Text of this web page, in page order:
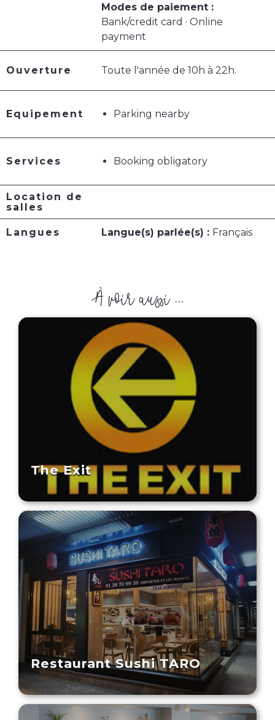
Modes de paiement :
Bank/credit card · Online
payment
Ouverture Toute l'année de 10h à 22h.
Equipement Parking nearby
Services Booking obligatory
Location de
salles
Langues Langue(s) parlée(s) : Français
À voir aussi ...
The Exit
Restaurant Sushi TARO